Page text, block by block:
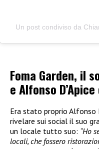
Un post condiviso da
Foma Garden, il
e Alfonso
Era stato proprio Alfonso
rivelare sui social il suo
un locale tutto suo: “Ho
locali, che fossero